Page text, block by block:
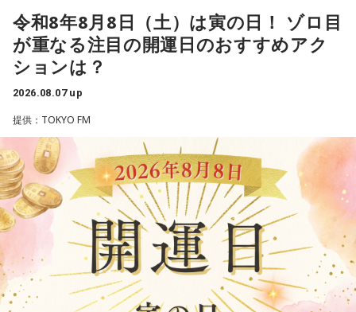
原。さらに、日常生活におけるコンディションづくりの重要
性を語ります。
江原：やっぱり、集中力が欠けちゃうしね。だからご飯を食
べて、新しいお家を建てればまたよく寝られたりすると思う
れを大事にして、コンディションを常に最高に整えるという
ことであれば、もしかしたら悩んでいた時期は体調が不安定
だったかもしれない。だって、普段だったら前向きにいける
ところが、何かふと不安になっちゃったりするでしょう。
例えば、小さいお子さんがいるときって、やっぱり楽しいけ
れど身体がついていけないときって、ちょっと子育てが憂鬱
になったりする時って出ちゃうじゃないですか。子どもの元
気な「キャー！」というのも、元気なときには「もう！」と
いうくらいで済むけれど、頭が痛いときはキツイもんね。そ
ういうことなんですよね。
さて、あなたが気になったのはどんなことですか？
次の中から近いものを1つ選んでください。
1． 水がこぼれてしまうことはないのか
2． こんなに水は必要なのか
3． ひび割れなど壊れる心配はないか
4． どうやって放水しているのか
【解説】
この心理テストでわかることは、あなたの「我慢しすぎ・自
己主張ニガテ度」です。
ダムの水は「溜め込んだ本音や感情」を暗示しています。ダ
ムの何が気になったかで、あなたがなぜ言いたいことを飲み
込んでしまうのか……その理由と、我慢の深さがわかります。
【解答】
令和8年8月8日（土）は寅の日！ ゾロ目
が重なる注目の開運日のおすすめアク
ションは？
2026.08.07 up
提供：TOKYO FM